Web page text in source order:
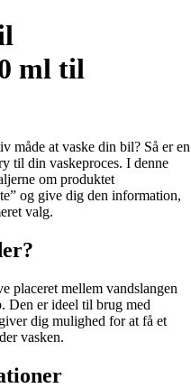
ml til
måde at vaske din bil? Så er en
til din vaskeproces. I denne
om produktet
og give dig den information,
valg.
placeret mellem vandslangen
Den er ideel til brug med
dig mulighed for at få et
vasken.